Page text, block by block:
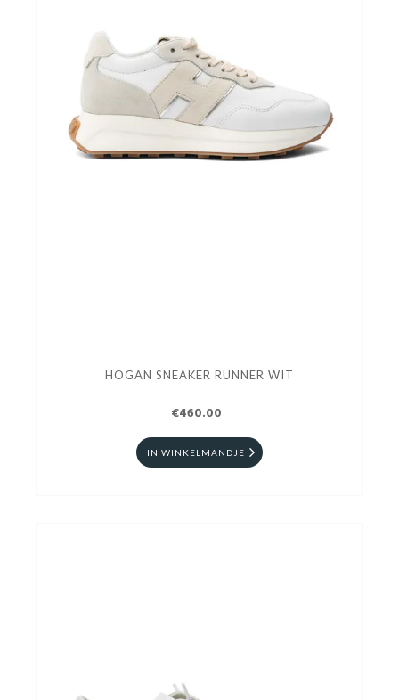
HOGAN SNEAKER RUNNER WIT
€460.00
IN WINKELMANDJE